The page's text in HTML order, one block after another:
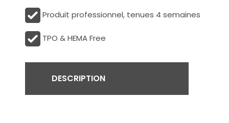
Produit professionnel, tenues 4 semaines
TPO & HEMA Free
DESCRIPTION